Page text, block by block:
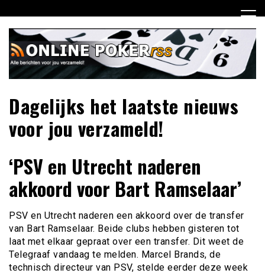
naar
inhoud
Dagelijks het laatste nieuws
voor jou verzameld!
‘PSV en Utrecht naderen
akkoord voor Bart Ramselaar’
PSV en Utrecht naderen een akkoord over de transfer
van Bart Ramselaar. Beide clubs hebben gisteren tot
laat met elkaar gepraat over een transfer. Dit weet de
Telegraaf vandaag te melden. Marcel Brands, de
technisch directeur van PSV, stelde eerder deze week